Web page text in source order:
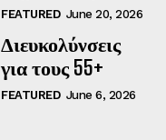
FEATURED June 20, 2026
Διευκολύνσεις
για τους 55+
FEATURED June 6, 2026